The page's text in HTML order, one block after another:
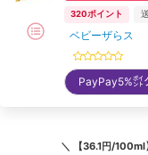
320ポイント
ベビーザらス
PayPay5%
＼ 【36.1円/